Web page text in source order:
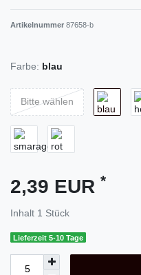
Artikelnummer 87658-b
Farbe: blau
Bitte wählen
2,39 EUR *
Inhalt 1 Stück
Lieferzeit 5-10 Tage